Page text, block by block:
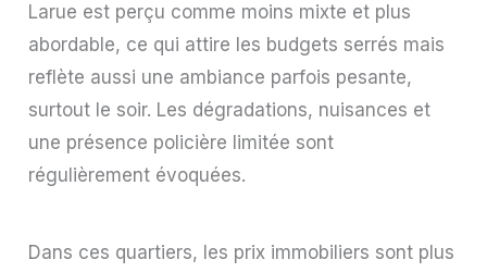
Larue est perçu comme moins mixte et plus
abordable, ce qui attire les budgets serrés mais
reflète aussi une ambiance parfois pesante,
surtout le soir. Les dégradations, nuisances et
une présence policière limitée sont
régulièrement évoquées.
Dans ces quartiers, les prix immobiliers sont plus